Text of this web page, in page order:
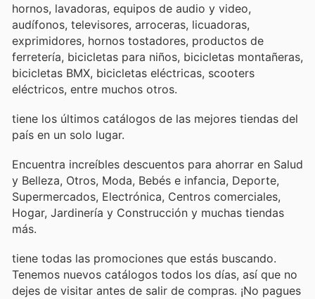
hornos, lavadoras, equipos de audio y video,
audífonos, televisores, arroceras, licuadoras,
exprimidores, hornos tostadores, productos de
ferretería, bicicletas para niños, bicicletas montañeras,
bicicletas BMX, bicicletas eléctricas, scooters
eléctricos, entre muchos otros.
tiene los últimos catálogos de las mejores tiendas del
país en un solo lugar.
Encuentra increíbles descuentos para ahorrar en Salud
y Belleza, Otros, Moda, Bebés e infancia, Deporte,
Supermercados, Electrónica, Centros comerciales,
Hogar, Jardinería y Construcción y muchas tiendas
más.
tiene todas las promociones que estás buscando.
Tenemos nuevos catálogos todos los días, así que no
dejes de visitar antes de salir de compras. ¡No pagues